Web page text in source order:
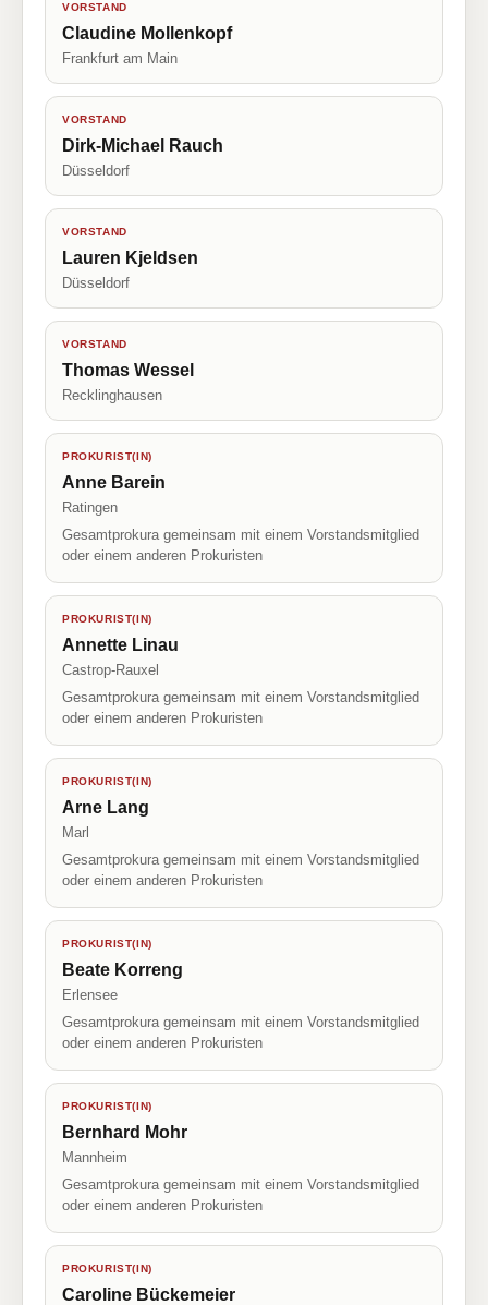
VORSTAND
Claudine Mollenkopf
Frankfurt am Main
VORSTAND
Dirk-Michael Rauch
Düsseldorf
VORSTAND
Lauren Kjeldsen
Düsseldorf
VORSTAND
Thomas Wessel
Recklinghausen
PROKURIST(IN)
Anne Barein
Ratingen
Gesamtprokura gemeinsam mit einem Vorstandsmitglied
oder einem anderen Prokuristen
PROKURIST(IN)
Annette Linau
Castrop-Rauxel
Gesamtprokura gemeinsam mit einem Vorstandsmitglied
oder einem anderen Prokuristen
PROKURIST(IN)
Arne Lang
Marl
Gesamtprokura gemeinsam mit einem Vorstandsmitglied
oder einem anderen Prokuristen
PROKURIST(IN)
Beate Korreng
Erlensee
Gesamtprokura gemeinsam mit einem Vorstandsmitglied
oder einem anderen Prokuristen
PROKURIST(IN)
Bernhard Mohr
Mannheim
Gesamtprokura gemeinsam mit einem Vorstandsmitglied
oder einem anderen Prokuristen
PROKURIST(IN)
Caroline Bückemeier